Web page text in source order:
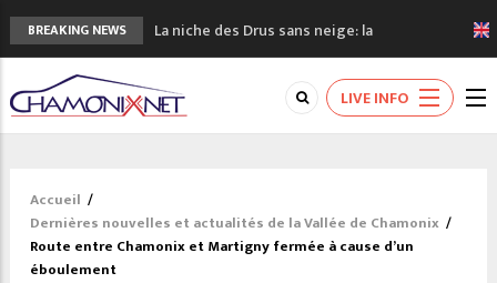
BREAKING NEWS
La niche des Drus sans neige: la
sécheresse en haute montagne
3 bonnes raisons pour visiter le nouveau
Musée du Mont-Blanc
Accidents en montagne: 3 personnes sont
à pied à Chamonix
3eme Chamonix Vallée Classics Festival
LIVE INFO
Accueil /
Dernières nouvelles et actualités de la Vallée de Chamonix /
Route entre Chamonix et Martigny fermée à cause d’un
éboulement